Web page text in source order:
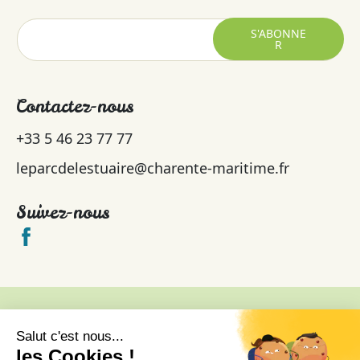
S'ABONNE
R
Contactez-nous
+33 5 46 23 77 77
leparcdelestuaire@charente-maritime.fr
Suivez-nous